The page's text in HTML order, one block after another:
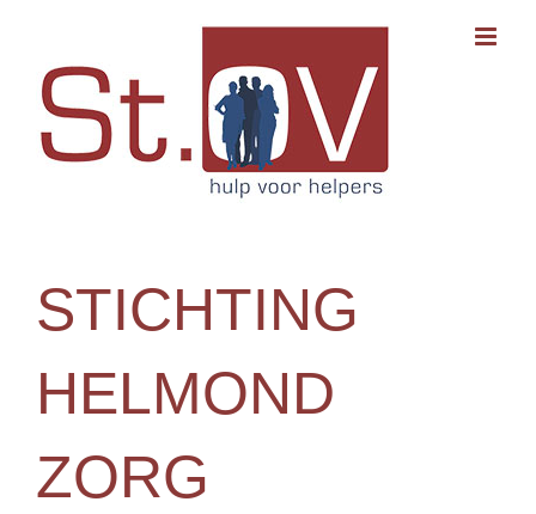
inhoud
STICHTING
HELMOND
ZORG